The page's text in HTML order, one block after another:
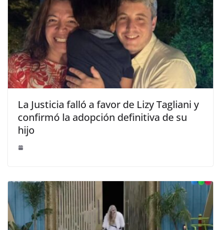
La Justicia falló a favor de Lizy Tagliani y
confirmó la adopción definitiva de su
hijo